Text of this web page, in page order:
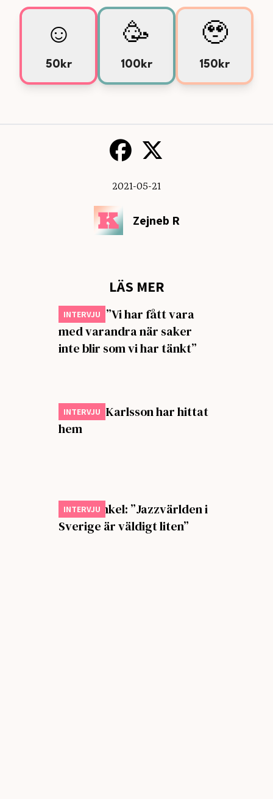
☺️
50kr
🥳
100kr
🥹
150kr
2021-05-21
Zejneb R
LÄS MER
INTERVJU
Primula: ”Vi har fått vara
med varandra när saker
inte blir som vi har tänkt”
INTERVJU
Johan T. Karlsson har hittat
hem
INTERVJU
Ebba Dankel: ”Jazzvärlden i
Sverige är väldigt liten”